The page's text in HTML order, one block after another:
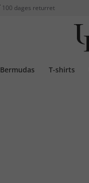
100 dages returret
Bermudas T-shirts